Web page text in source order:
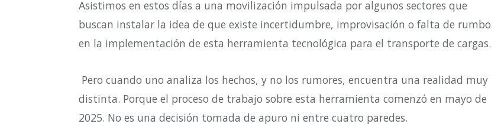
Asistimos en estos días a una movilización impulsada por algunos sectores que
buscan instalar la idea de que existe incertidumbre, improvisación o falta de rumbo
en la implementación de esta herramienta tecnológica para el transporte de cargas.
Pero cuando uno analiza los hechos, y no los rumores, encuentra una realidad muy
distinta. Porque el proceso de trabajo sobre esta herramienta comenzó en mayo de
2025. No es una decisión tomada de apuro ni entre cuatro paredes.